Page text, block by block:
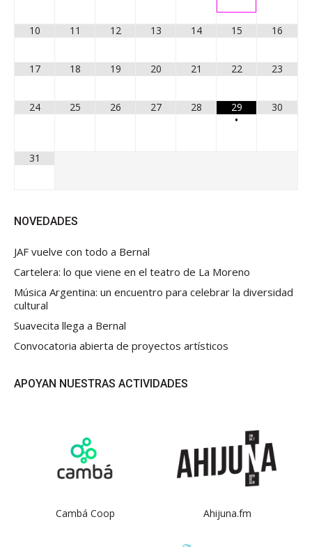
10 11 12 13 14 15 16
17 18 19 20 21 22 23
24 25 26 27 28
29
•
30
31
NOVEDADES
JAF vuelve con todo a Bernal
Cartelera: lo que viene en el teatro de La Moreno
Música Argentina: un encuentro para celebrar la diversidad
cultural
Suavecita llega a Bernal
Convocatoria abierta de proyectos artísticos
APOYAN NUESTRAS ACTIVIDADES
Cambá Coop Ahijuna.fm